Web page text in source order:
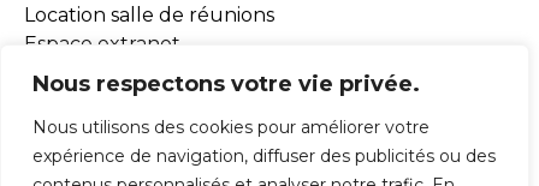
Nous respectons votre vie privée.
Nous utilisons des cookies pour améliorer votre
expérience de navigation, diffuser des publicités ou des
Location salle de réunions
Espace extranet
Document BNC